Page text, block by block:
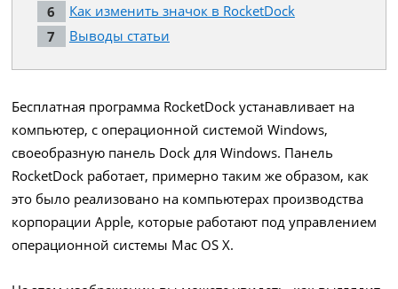
Как изменить значок в RocketDock
Выводы статьи
Бесплатная программа RocketDock устанавливает на
компьютер, с операционной системой Windows,
своеобразную панель Dock для Windows. Панель
RocketDock работает, примерно таким же образом, как
это было реализовано на компьютерах производства
корпорации Apple, которые работают под управлением
операционной системы Mac OS X.